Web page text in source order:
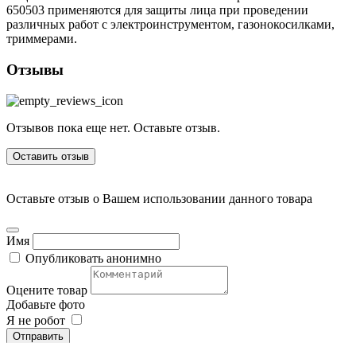
650503 применяются для защиты лица при проведении
различных работ с электроинструментом, газонокосилками,
триммерами.
Отзывы
Отзывов пока еще нет. Оставьте отзыв.
Оставить отзыв
Оставьте отзыв о Вашем использовании данного товара
Имя
Опубликовать анонимно
Оцените товар
Добавьте фото
Я не робот
Отправить